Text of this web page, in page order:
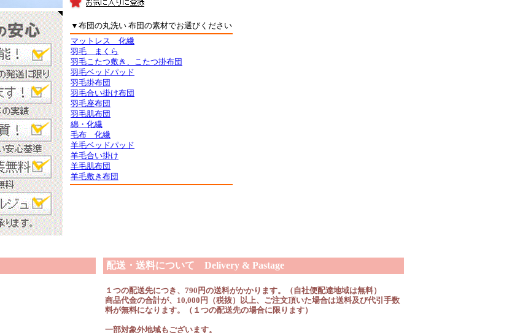
▼布団の丸洗い 布団の素材でお選びください
マットレス 化繊
羽毛 まくら
羽毛こたつ敷き、こたつ掛布団
羽毛ベッドパッド
羽毛掛布団
羽毛合い掛け布団
羽毛座布団
羽毛肌布団
綿・化繊
毛布 化繊
羊毛ベッドパッド
羊毛合い掛け
羊毛肌布団
羊毛敷き布団
配送・送料について Delivery & Pastage
１つの配送先につき、790円の送料がかかります。（自社便配達地域は無料）
商品代金の合計が、10,000円（税抜）以上、ご注文頂いた場合は送料及び代引手数
料が無料になります。（１つの配送先の場合に限ります）
一部対象外地域もございます。